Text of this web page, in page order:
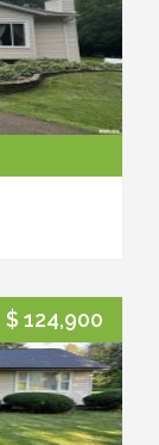
$ 124,900